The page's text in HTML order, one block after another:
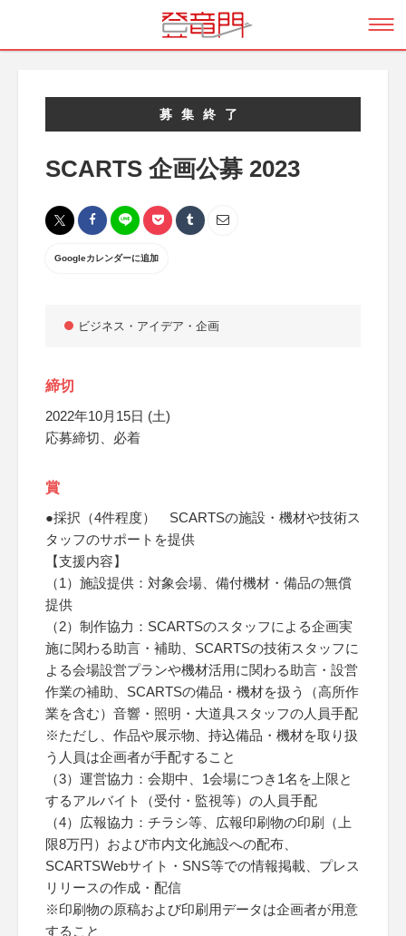
募集終了
SCARTS 企画公募 2023
Googleカレンダーに追加
ビジネス・アイデア・企画
締切
2022年10月15日 (土)
応募締切、必着
賞
●採択（4件程度） SCARTSの施設・機材や技術ス
タッフのサポートを提供
【支援内容】
（1）施設提供：対象会場、備付機材・備品の無償
提供
（2）制作協力：SCARTSのスタッフによる企画実
施に関わる助言・補助、SCARTSの技術スタッフに
よる会場設営プランや機材活用に関わる助言・設営
作業の補助、SCARTSの備品・機材を扱う（高所作
業を含む）音響・照明・大道具スタッフの人員手配
※ただし、作品や展示物、持込備品・機材を取り扱
う人員は企画者が手配すること
（3）運営協力：会期中、1会場につき1名を上限と
するアルバイト（受付・監視等）の人員手配
（4）広報協力：チラシ等、広報印刷物の印刷（上
限8万円）および市内文化施設への配布、
SCARTSWebサイト・SNS等での情報掲載、プレス
リリースの作成・配信
※印刷物の原稿および印刷用データは企画者が用意
すること